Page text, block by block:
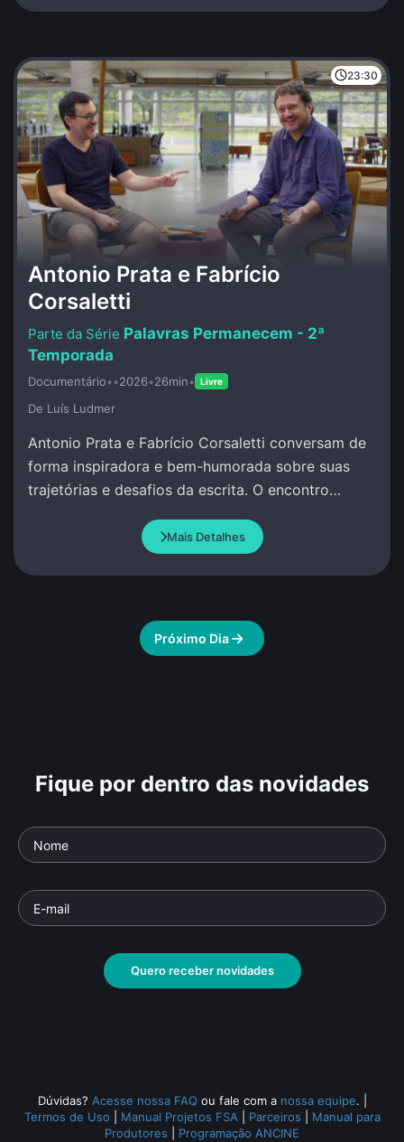
23:30
Antonio Prata e Fabrício
Corsaletti
Palavras Permanecem - 2ª
Temporada
Documentário••2026•26min• Livre
De Luí­s Ludmer
Antonio Prata e Fabrício Corsaletti conversam de
forma inspiradora e bem-humorada sobre suas
trajetórias e desafios da escrita. O encontro
Mais Detalhes
Próximo Dia
Fique por dentro das novidades
Quero receber novidades
Dúvidas? Acesse nossa FAQ ou fale com a nossa equipe.
Termos de Uso
Manual Projetos FSA Parceiros
Manual para
Produtores
Programação ANCINE